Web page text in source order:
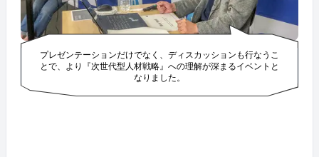
プレゼンテーションだけでなく、ディスカッションも行なうこ
とで、より『次世代型人材戦略』への理解が深まるイベントと
なりました。